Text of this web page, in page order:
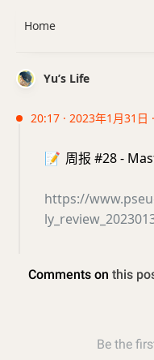
Yu’s Life
20:17 · 2023年1月31日
📝 周报 #28 -
https://
Home